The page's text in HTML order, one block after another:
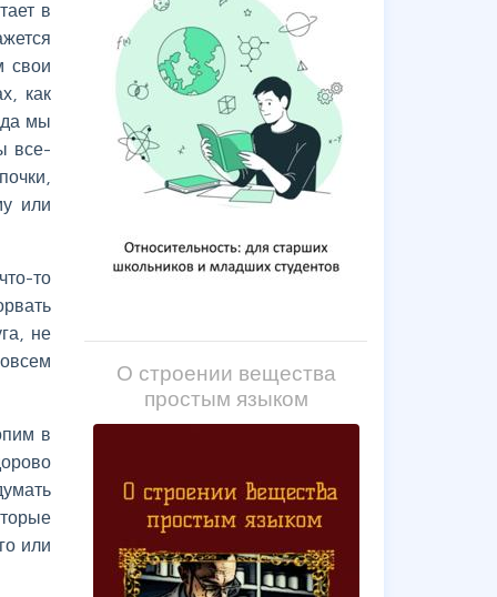
в
свои
как
мы
все-
или
то
не
в
или
О строении вещества
простым языком